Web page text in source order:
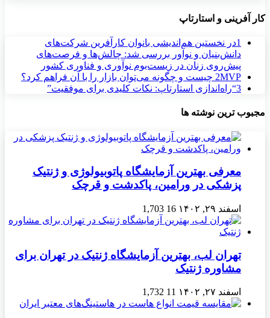
کار آفرینی و استارتاپ
1در نخستین هم‌اندیشی بانوان کارآفرین شرکت‌های
دانش‌بنیان و نوآور بررسی شد: چالش‌ها و فرصت‌های
پیش‌روی زنان در زیست‌بوم نوآوری و فناوری کشور
2MVP چیست و چگونه می‌توان بازار را با آن فراهم کرد؟
3“راه‌اندازی استارتاپ: نکات کلیدی برای موفقیت”
مجبوب ترین نوشته ها
معرفی بهترین آزمایشگاه پاتوبیولوژی و ژنتیک
پزشکی در ورامین، پاکدشت و قرچک
اسفند ۲۹, ۱۴۰۲ 16
1,703
تهران لب، بهترین آزمایشگاه ژنتیک در تهران برای
مشاوره ژنتیک
اسفند ۲۷, ۱۴۰۲ 11
1,732